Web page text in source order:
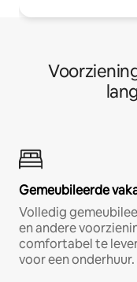
Gemeubileerde
Volledig
en andere
comfortabel te
voor een onderhuur.